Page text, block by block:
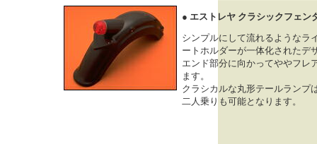
● エストレヤ クラシックフェン
シンプルにして流れるようなラ
ートホルダーが一体化されたデ
エンド部分に向かってややフレ
ます。
クラシカルな丸形テールランプ
二人乗りも可能となります。